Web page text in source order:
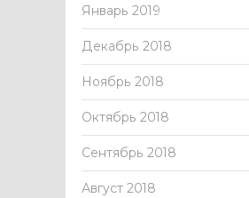
Январь 2019
Декабрь 2018
Ноябрь 2018
Октябрь 2018
Сентябрь 2018
Август 2018